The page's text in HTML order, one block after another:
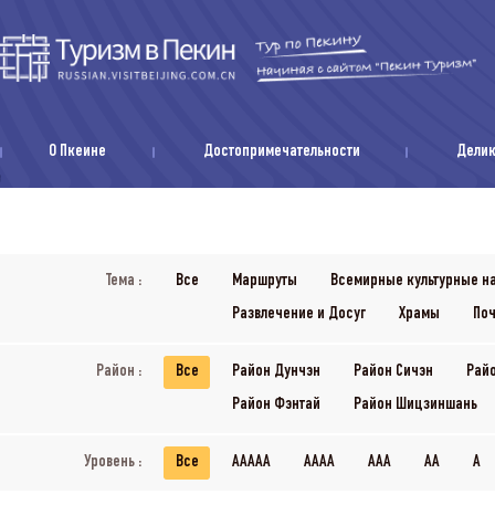
О Пкеине Достопримечательности
Тема : Все Маршруты
Всемирные культурные
Развлечение и Досуг
Храмы
Район : Все Район Дунчэн Район Сичэн
Район Фэнтай
Район Шицзиншань
Уровень : Все AAAAA AAAA AAA AA A